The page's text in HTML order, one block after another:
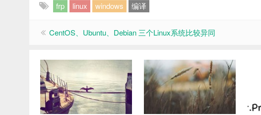
frp linux windows 编译
CentOS、Ubuntu、Debian 三个Linux系统比较异同